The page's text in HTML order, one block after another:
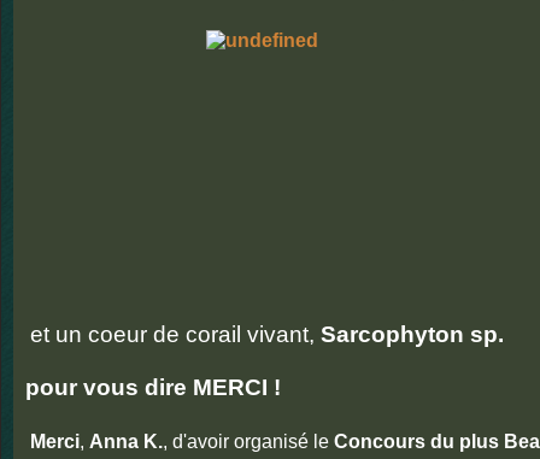
et un coeur de corail vivant, Sarcophyton sp.
pour vous dire MERCI !
Merci, Anna K., d'avoir organisé le Concours du plus